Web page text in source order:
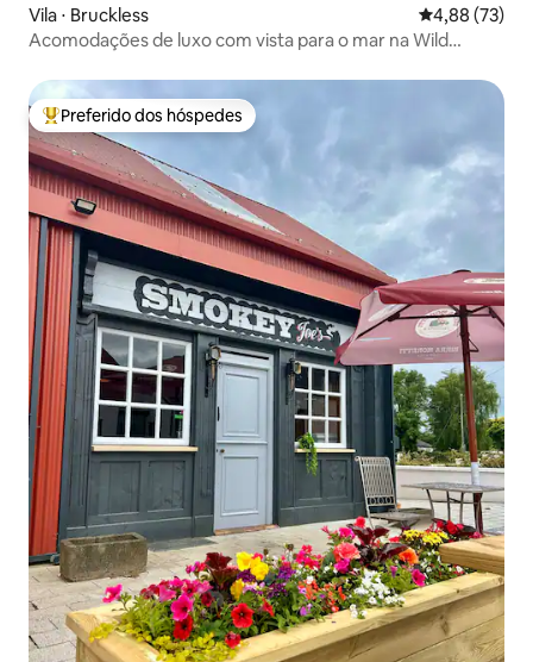
Vila ⋅ Bruckless 4,88 de uma
4,88 (73)
Acomodações de luxo com vista para o mar na Wild
Entre os melhores preferidos dos hóspedes
Preferido dos hóspedes